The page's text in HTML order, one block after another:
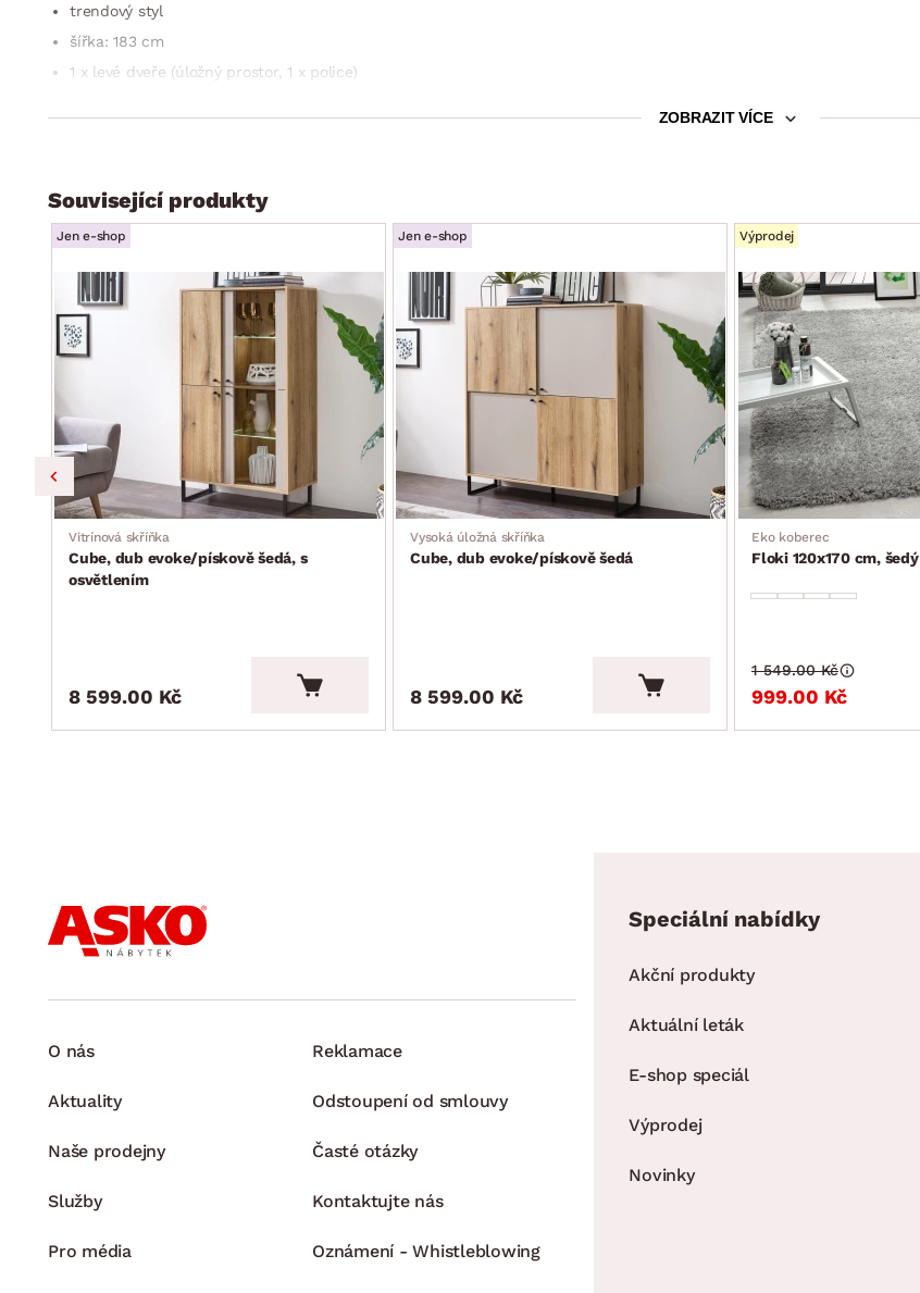
trendový styl
šířka: 183 cm
1 x levé dveře (úložný prostor, 1 x police)
zadní ukotvení ke stěně
dodáváno v demontu
ZOBRAZIT VÍCE
Související produkty
Jen e-shop
Vitrínová skříňka
Cube, dub evoke/pískově šedá, s
osvětlením
8 599.00 Kč
Jen e-shop
Vysoká úložná skříňka
Cube, dub evoke/pískově šedá
8 599.00 Kč
Výprodej
Eko koberec
Floki 120x170 cm, šedý
999.00 Kč
1 549.00 Kč
O nás
Aktuality
Naše prodejny
Služby
Pro média
Reklamace
Odstoupení od smlouvy
Časté otázky
Kontaktujte nás
Oznámení - Whistleblowing
Speciální nabídky
Akční produkty
Aktuální leták
E-shop speciál
Výprodej
Novinky